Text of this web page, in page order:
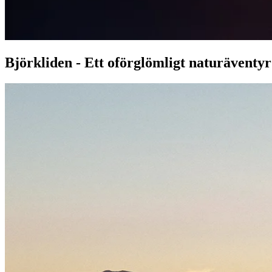
Björkliden - Ett oförglömligt